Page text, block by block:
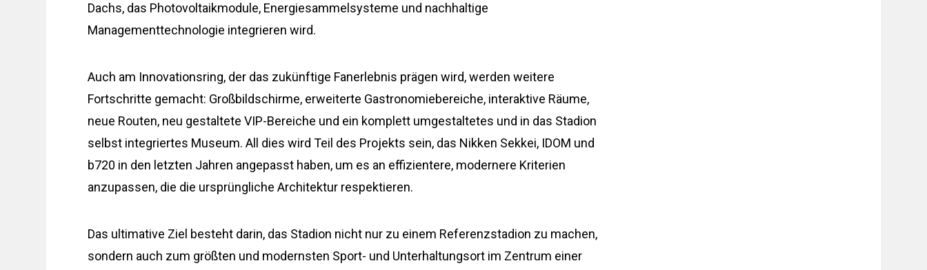
Dachs, das Photovoltaikmodule, Energiesammelsysteme und nachhaltige
Managementtechnologie integrieren wird.
Auch am Innovationsring, der das zukünftige Fanerlebnis prägen wird, werden weitere
Fortschritte gemacht: Großbildschirme, erweiterte Gastronomiebereiche, interaktive Räume,
neue Routen, neu gestaltete VIP-Bereiche und ein komplett umgestaltetes und in das Stadion
selbst integriertes Museum. All dies wird Teil des Projekts sein, das Nikken Sekkei, IDOM und
b720 in den letzten Jahren angepasst haben, um es an effizientere, modernere Kriterien
anzupassen, die die ursprüngliche Architektur respektieren.
Das ultimative Ziel besteht darin, das Stadion nicht nur zu einem Referenzstadion zu machen,
sondern auch zum größten und modernsten Sport- und Unterhaltungsort im Zentrum einer